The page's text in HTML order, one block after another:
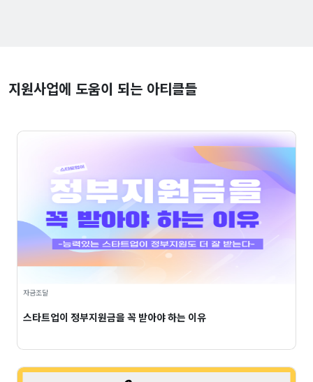
지원사업에 도움이 되는 아티클들
자금조달
스타트업이 정부지원금을 꼭 받아야 하는 이유